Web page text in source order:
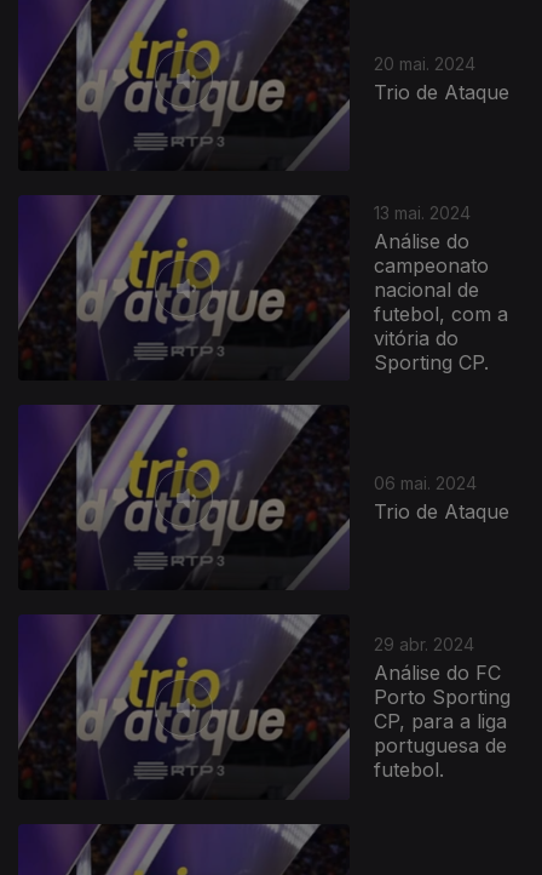
20 mai. 2024
Trio de Ataque
13 mai. 2024
Análise do
campeonato
nacional de
futebol, com a
vitória do
Sporting CP.
06 mai. 2024
Trio de Ataque
29 abr. 2024
Análise do FC
Porto Sporting
CP, para a liga
portuguesa de
futebol.